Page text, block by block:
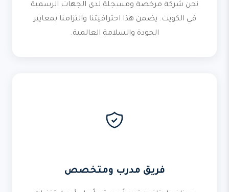
نحن شركة مرخصة ومسجلة لدى الجهات الرسمية
في الكويت. يضمن هذا احترافيتنا والتزامنا بمعايير
الجودة والسلامة العالمية.
فريق مدرب ومتخصص